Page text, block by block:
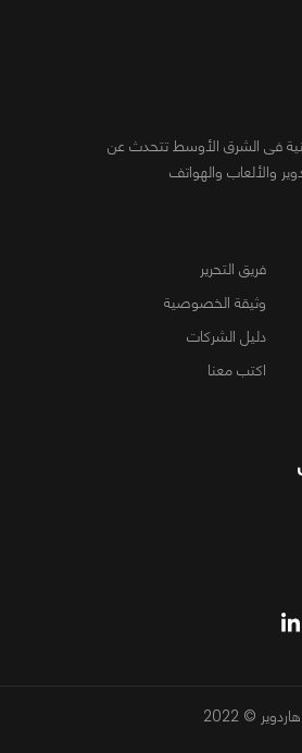
فى الشرق الأوسط تتحدث عن
والألعاب والهواتف
فريق التحرير
وثيقة الخصوصية
دليل الشركات
اكتب معنا
© 2022